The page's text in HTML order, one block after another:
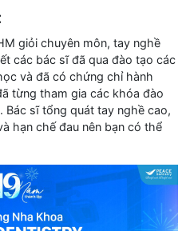
giỏi chuyên môn, tay nghề
các bác sĩ đã qua đào tạo các
và đã có chứng chỉ hành
từng tham gia các khóa đào
Bác sĩ tổng quát tay nghề cao,
hạn chế đau nên bạn có thể